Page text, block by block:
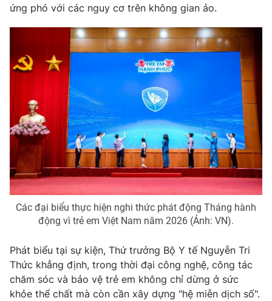
ứng phó với các nguy cơ trên không gian ảo.
Các đại biểu thực hiện nghi thức phát động Tháng hành
động vì trẻ em Việt Nam năm 2026 (Ảnh: VN).
Phát biểu tại sự kiện, Thứ trưởng Bộ Y tế Nguyễn Tri
Thức khẳng định, trong thời đại công nghệ, công tác
chăm sóc và bảo vệ trẻ em không chỉ dừng ở sức
khỏe thể chất mà còn cần xây dựng "hệ miễn dịch số".